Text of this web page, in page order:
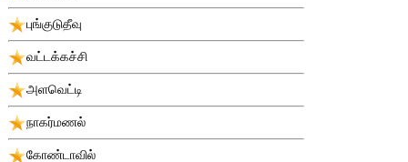
புங்குடுதீவு
வட்டக்கச்சி
அளவெட்டி
நாகர்மணல்
கோண்டாவில்